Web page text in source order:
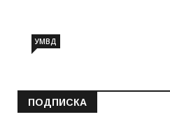
УМВД
ПОДПИСКА